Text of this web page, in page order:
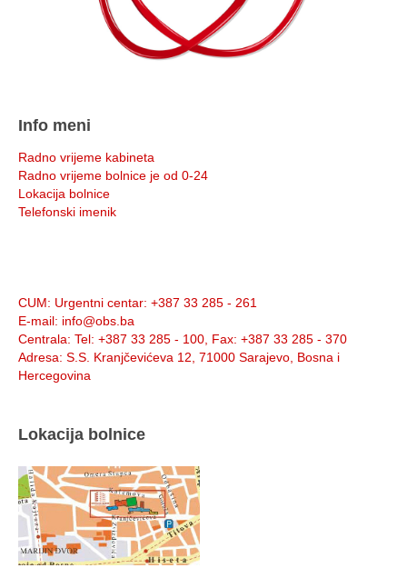
Info meni
Radno vrijeme kabineta
Radno vrijeme bolnice je od 0-24
Lokacija bolnice
Telefonski imenik
CUM: Urgentni centar: +387 33 285 - 261
E-mail: info@obs.ba
Centrala: Tel: +387 33 285 - 100, Fax: +387 33 285 - 370
Adresa: S.S. Kranjčevićeva 12, 71000 Sarajevo, Bosna i
Hercegovina
Lokacija bolnice